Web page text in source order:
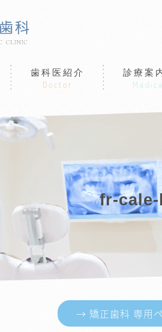
歯科医紹介
Doctor
診療案
fr-cale-
→ 矯正歯科 専用